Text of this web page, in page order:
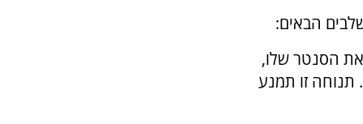
הבאים:
הסנטר שלו,
תנוחה זו תמנע